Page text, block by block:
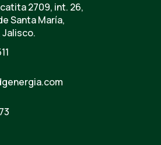
2709, int. 26,
Santa María,